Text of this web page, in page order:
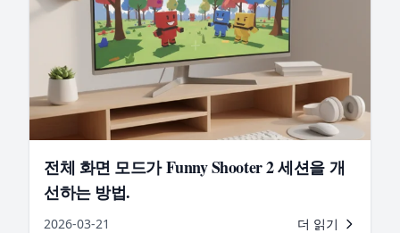
전체 화면 모드가 Funny Shooter 2 세션을 개
선하는 방법.
2026-03-21 더 읽기